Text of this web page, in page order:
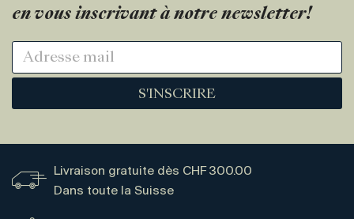
en vous inscrivant à notre newsletter!
S'INSCRIRE
Livraison gratuite dès CHF 300.00
Dans toute la Suisse